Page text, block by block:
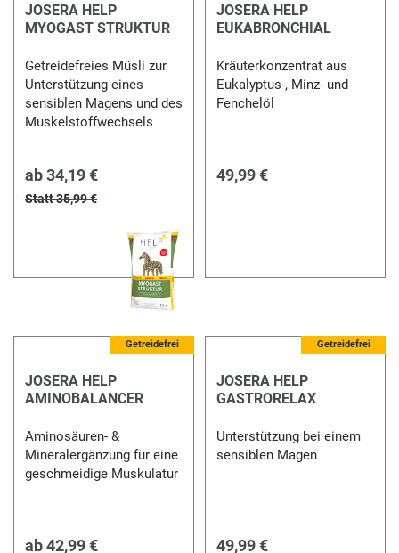
JOSERA HELP
MYOGAST STRUKTUR
Getreidefreies Müsli zur
Unterstützung eines
sensiblen Magens und des
Muskelstoffwechsels
ab34,19 €
Statt 35,99 €
JOSERA HELP
EUKABRONCHIAL
Kräuterkonzentrat aus
Eukalyptus-, Minz- und
Fenchelöl
49,99 €
Getreidefrei
JOSERA HELP
AMINOBALANCER
Aminosäuren- &
Mineralergänzung für eine
geschmeidige Muskulatur
ab42,99 €
Getreidefrei
JOSERA HELP
GASTRORELAX
Unterstützung bei einem
sensiblen Magen
49,99 €